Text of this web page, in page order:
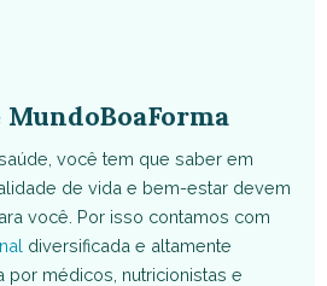
você tem que saber em
de vida e bem-estar devem
você. Por isso contamos com
diversificada e altamente
por médicos, nutricionistas e